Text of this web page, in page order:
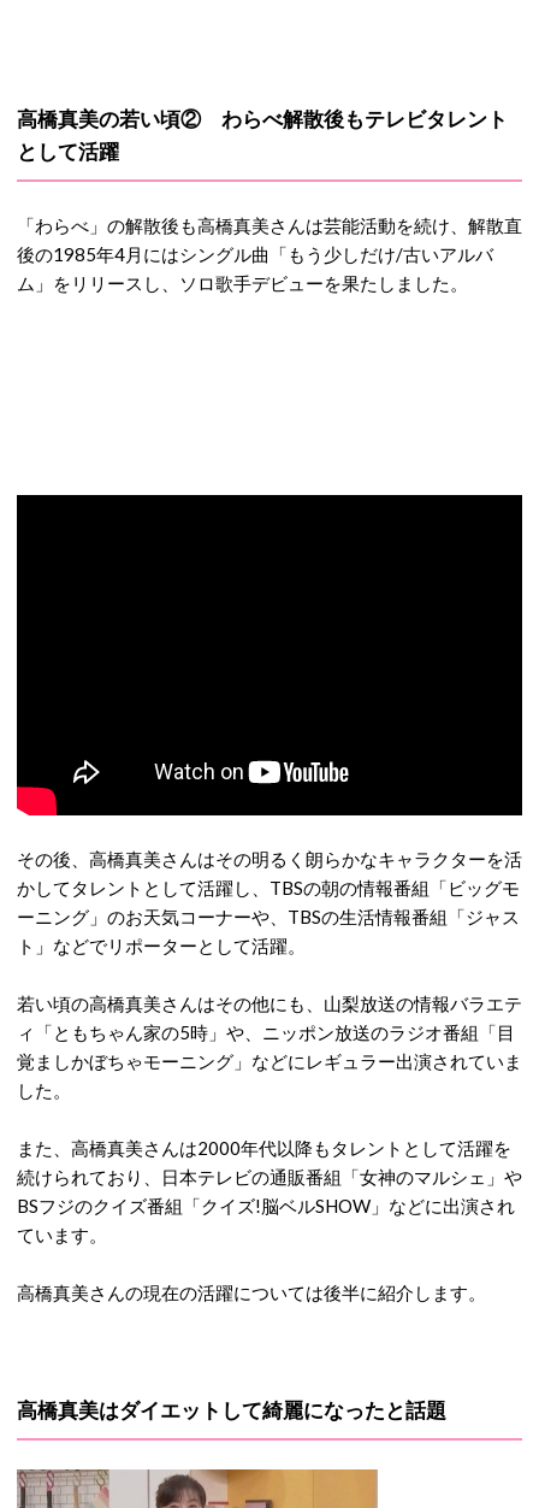
高橋真美の若い頃② わらべ解散後もテレビタレント
として活躍
「わらべ」の解散後も高橋真美さんは芸能活動を続け、解散直
後の1985年4月にはシングル曲「もう少しだけ/古いアルバ
ム」をリリースし、ソロ歌手デビューを果たしました。
その後、高橋真美さんはその明るく朗らかなキャラクターを活
かしてタレントとして活躍し、TBSの朝の情報番組「ビッグモ
ーニング」のお天気コーナーや、TBSの生活情報番組「ジャス
ト」などでリポーターとして活躍。
若い頃の高橋真美さんはその他にも、山梨放送の情報バラエテ
ィ「ともちゃん家の5時」や、ニッポン放送のラジオ番組「目
覚ましかぼちゃモーニング」などにレギュラー出演されていま
した。
また、高橋真美さんは2000年代以降もタレントとして活躍を
続けられており、日本テレビの通販番組「女神のマルシェ」や
BSフジのクイズ番組「クイズ!脳ベルSHOW」などに出演され
ています。
高橋真美さんの現在の活躍については後半に紹介します。
高橋真美はダイエットして綺麗になったと話題